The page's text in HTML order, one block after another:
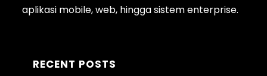
aplikasi mobile, web, hingga sistem enterprise.
RECENT POSTS